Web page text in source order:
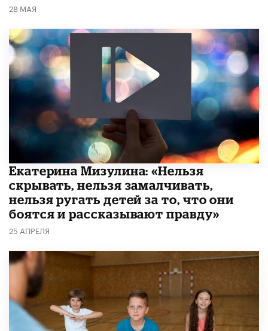
28 МАЯ
Екатерина Мизулина: «Нельзя
скрывать, нельзя замалчивать,
нельзя ругать детей за то, что они
боятся и рассказывают правду»
25 АПРЕЛЯ